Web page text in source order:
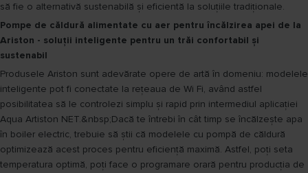
să fie o alternativă sustenabilă și eficientă la soluțiile tradiționale.
Pompe de căldură alimentate cu aer pentru încălzirea apei de la
Ariston - soluții inteligente pentru un trăi confortabil și
sustenabil
Produsele Ariston sunt adevărate opere de artă în domeniu: modelele
inteligente pot fi conectate la rețeaua de Wi Fi, având astfel
posibilitatea să le controlezi simplu și rapid prin intermediul aplicației
Aqua Artiston NET.&nbsp;Dacă te întrebi în cât timp se încălzește apa
în boiler electric, trebuie să știi că modelele cu pompă de căldură
optimizează acest proces pentru eficiență maximă. Astfel, poți seta
temperatura optimă, poți face o programare orară pentru producția de